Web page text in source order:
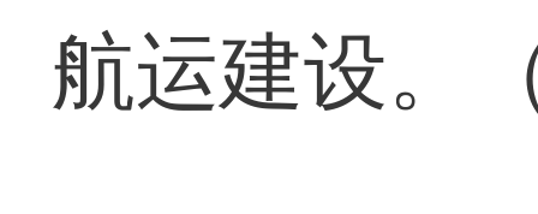
航运建设。